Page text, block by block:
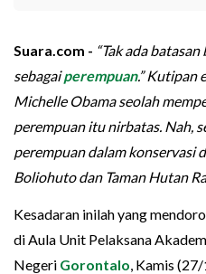
Suara.com - “Tak ada
sebagaiperempuan.” Kutipan
Michelle Obama seolah
perempuan itu nirbatas. Nah,
perempuan dalam konservasi
Boliohuto dan Taman Hutan
Kesadaran inilah yang
di Aula Unit Pelaksana
Negeri Gorontalo , Kamis